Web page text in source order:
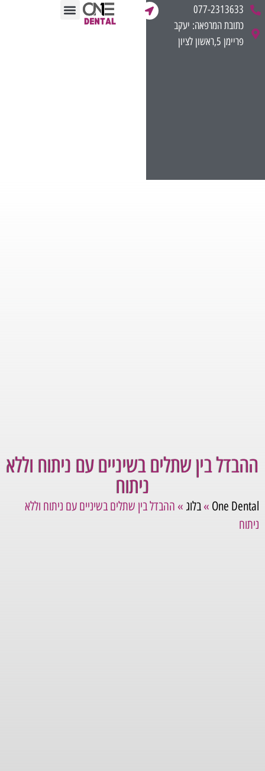
לתוכן 077-2313633
כתובת המרפאה: יעקב
פריימן 5,ראשון לציון
ההבדל בין שתלים בשיניים עם ניתוח וללא
ניתוח
One Dental
» בלוג » ההבדל בין שתלים בשיניים עם ניתוח וללא
ניתוח